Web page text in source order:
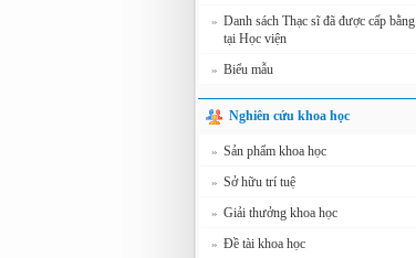
» Danh sách Thạc sĩ đã được cấp bằng
tại Học viện
» Biểu mẫu
Nghiên cứu khoa học
» Sản phẩm khoa học
» Sở hữu trí tuệ
» Giải thưởng khoa học
» Đề tài khoa học